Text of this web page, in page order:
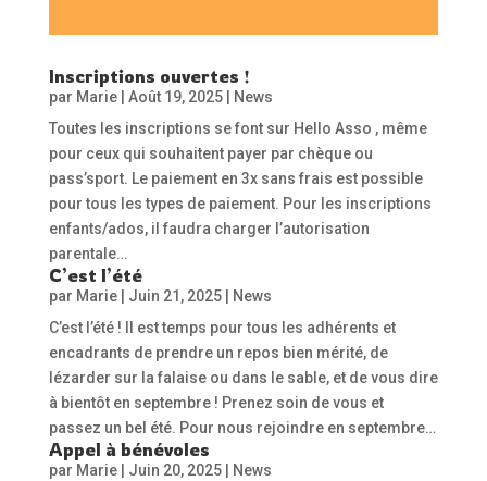
Inscriptions ouvertes !
par Marie| Août 19, 2025|
News
Toutes les inscriptions se font sur Hello Asso , même
pour ceux qui souhaitent payer par chèque ou
pass’sport. Le paiement en 3x sans frais est possible
pour tous les types de paiement. Pour les inscriptions
enfants/ados, il faudra charger l’autorisation
parentale…
C’est l’été
par Marie| Juin 21, 2025|
News
C’est l’été ! Il est temps pour tous les adhérents et
encadrants de prendre un repos bien mérité, de
lézarder sur la falaise ou dans le sable, et de vous dire
à bientôt en septembre ! Prenez soin de vous et
passez un bel été. Pour nous rejoindre en septembre…
Appel à bénévoles
par Marie| Juin 20, 2025|
News